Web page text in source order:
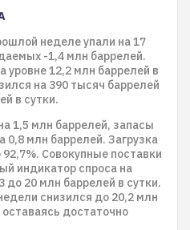
неделе упали на 17
-1,4 млн баррелей.
12,2 млн баррелей в
на 390 тысяч баррелей
в сутки.
1,5 млн баррелей, запасы
0,8 млн баррелей. Загрузка
Совокупные поставки
индикатор спроса на
до 20 млн баррелей в сутки.
снизился до 20,2 млн
достаточно